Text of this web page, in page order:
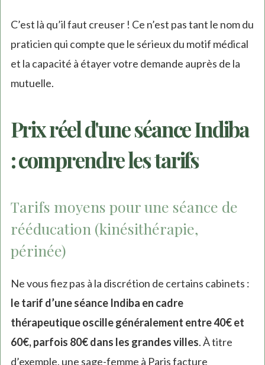
C’est là qu’il faut creuser ! Ce n’est pas tant le nom du
praticien qui compte que le sérieux du motif médical
et la capacité à étayer votre demande auprès de la
mutuelle.
Prix réel d'une séance Indiba
: comprendre les tarifs
Tarifs moyens pour une séance de
rééducation (kinésithérapie,
périnée)
Ne vous fiez pas à la discrétion de certains cabinets :
le tarif d’une séance Indiba en cadre
thérapeutique oscille généralement entre 40€ et
60€, parfois 80€ dans les grandes villes. À titre
d’exemple, une sage-femme à Paris facture